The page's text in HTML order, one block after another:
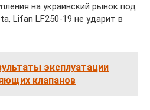
на украинский рынок под
Lifan LF250-19 не ударит в
эксплуатации
клапанов